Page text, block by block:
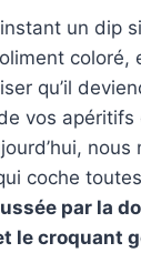
un dip
coloré,
qu’il
vos
nous
coche
par la
le croquant